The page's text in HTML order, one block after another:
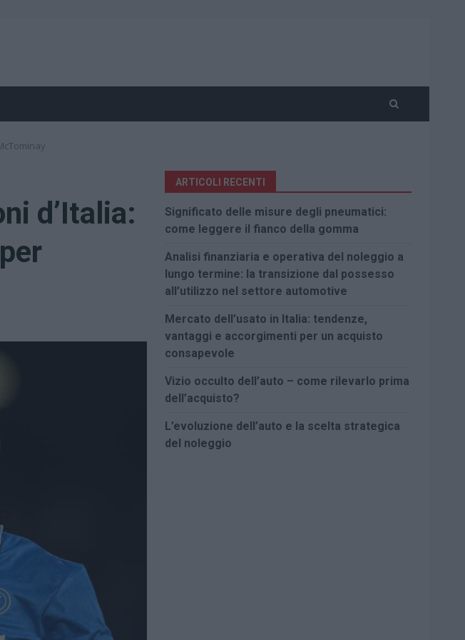
d’Italia:
ARTICOLI RECENTI
Significato delle misure degli pneumatici:
come leggere il fianco della gomma
Analisi finanziaria e operativa del noleggio a
lungo termine: la transizione dal possesso
all’utilizzo nel settore automotive
Mercato dell’usato in Italia: tendenze,
vantaggi e accorgimenti per un acquisto
consapevole
Vizio occulto dell’auto – come rilevarlo prima
dell’acquisto?
L’evoluzione dell’auto e la scelta strategica
del noleggio